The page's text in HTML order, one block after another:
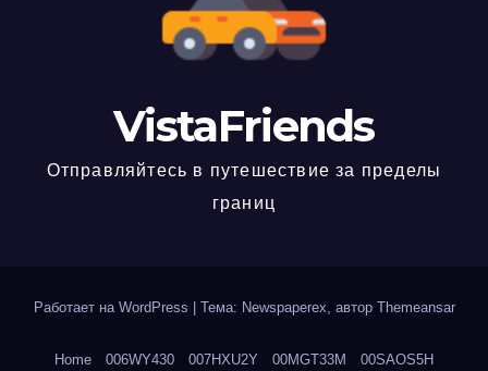
VistaFriends
Отправляйтесь в путешествие за пределы
границ
Работает на WordPress Тема: Newspaperex, автор Themeansar
Home 006WY430 007HXU2Y 00MGT33M 00SAOS5H